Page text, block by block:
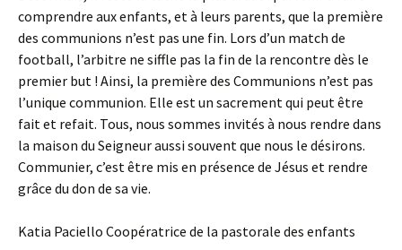
comprendre aux enfants, et à leurs parents, que la première
des communions n’est pas une fin. Lors d’un match de
football, l’arbitre ne siffle pas la fin de la rencontre dès le
premier but ! Ainsi, la première des Communions n’est pas
l’unique communion. Elle est un sacrement qui peut être
fait et refait. Tous, nous sommes invités à nous rendre dans
la maison du Seigneur aussi souvent que nous le désirons.
Communier, c’est être mis en présence de Jésus et rendre
grâce du don de sa vie.
Katia Paciello Coopératrice de la pastorale des enfants